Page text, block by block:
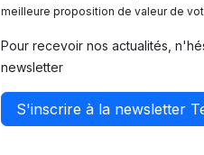
meilleure proposition de valeur de
Pour recevoir nos actualités,
newsletter
S'inscrire à la newsletter